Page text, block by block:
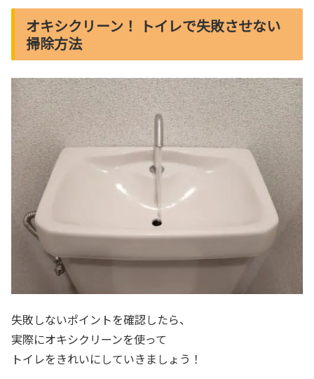
オキシクリーン！ トイレで失敗させない
掃除方法
失敗しないポイントを確認したら、
実際にオキシクリーンを使って
トイレをきれいにしていきましょう！